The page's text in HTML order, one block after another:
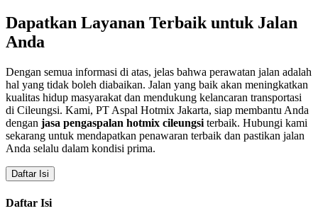
Dapatkan Layanan Terbaik untuk Jalan
Anda
Dengan semua informasi di atas, jelas bahwa perawatan jalan adalah
hal yang tidak boleh diabaikan. Jalan yang baik akan meningkatkan
kualitas hidup masyarakat dan mendukung kelancaran transportasi
di Cileungsi. Kami, PT Aspal Hotmix Jakarta, siap membantu Anda
dengan jasa pengaspalan hotmix cileungsi terbaik. Hubungi kami
sekarang untuk mendapatkan penawaran terbaik dan pastikan jalan
Anda selalu dalam kondisi prima.
Daftar Isi
Daftar Isi